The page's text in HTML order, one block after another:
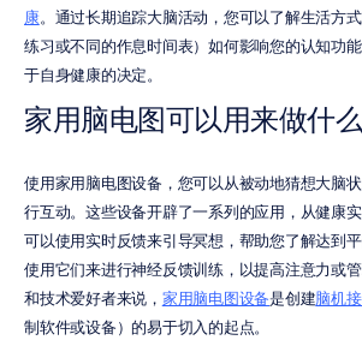
康。通过长期追踪大脑活动，您可以了解生活方
练习或不同的作息时间表）如何影响您的认知功
于自身健康的决定。
家用脑电图可以用来做什
使用家用脑电图设备，您可以从被动地猜想大脑
行互动。这些设备开辟了一系列的应用，从健康
可以使用实时反馈来引导冥想，帮助您了解达到
使用它们来进行神经反馈训练，以提高注意力或
和技术爱好者来说， 家用脑电图设备是创建脑机
制软件或设备）的易于切入的起点。